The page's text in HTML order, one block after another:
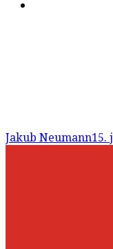
Jakub Neumann15.